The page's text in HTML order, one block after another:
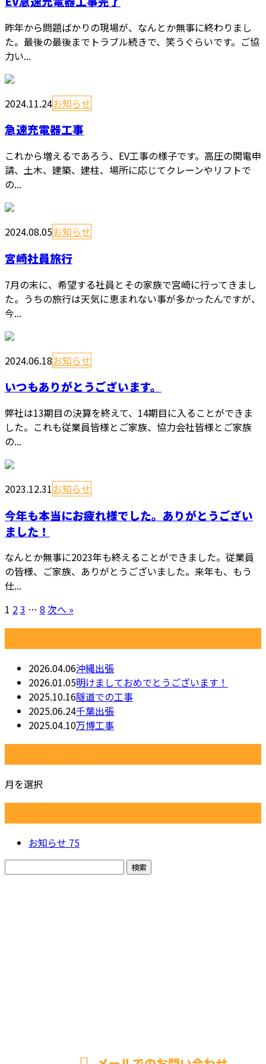
昨年から問題ばかりの現場が、なんとか無事に終わりまし
た。最後の最後までトラブル続きで、笑うぐらいです。ご協
力い...
2024.11.24お知らせ
急速充電器工事
これから増えるであろう、EV工事の様子です。高圧の関電申
請、土木、建築、建柱、場所に応じてクレーンやリフトで
の...
2024.08.05お知らせ
宮崎社員旅行
7月の末に、希望する社員とその家族で宮崎に行ってきまし
た。うちの旅行は天気に恵まれない事が多かったんですが、
今...
2024.06.18お知らせ
いつもありがとうございます。
弊社は13期目の決算を終えて、14期目に入ることができま
した。これも従業員皆様とご家族、協力会社皆様とご家族
の...
2023.12.31お知らせ
今年も本当にお疲れ様でした。ありがとうござい
ました！
なんとか無事に2023年も終えることができました。従業員
の皆様、ご家族、ありがとうございました。来年も、もう
仕...
1 23 … 8 次へ »
2026.04.06沖縄出張
2026.01.05明けましておめでとうございます！
2025.10.16隧道での工事
2025.06.24千葉出張
2025.04.10万博工事
月を選択
お知らせ 75